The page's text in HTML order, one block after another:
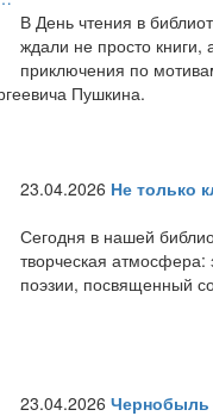
В День чтения в
ждали не просто книги,
приключения по
Пушкина.
23.04.2026 Не только
Сегодня в нашей
творческая
поэзии, посвященный
23.04.2026 Чернобыль